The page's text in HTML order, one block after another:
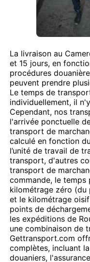
La livraison au
et 15 jours, en
procédures
peuvent prendre
Le temps de
individuellement, il
Cependant, nos
l'arrivée ponctuelle
transport de
calculé en fonction
l’unité de travail de
transport, d'autres
transport de
commande, le temps
kilométrage zéro (du
et le kilométrage
points de
les expéditions de
une combinaison de
Gettransport.com
complètes, incluant
douaniers,